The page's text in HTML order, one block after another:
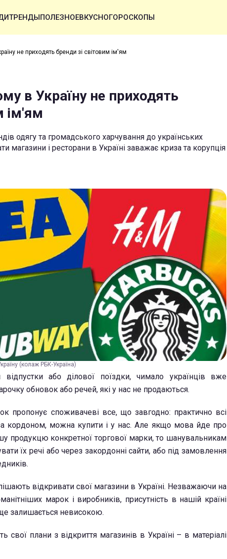
ТРЕНДЫПОЛЕЗНОЕВКУСНОГОРОСКОПЫ
не приходять бренди зі світовим ім'ям
в Україну не приходять
ім'ям
одягу та громадського харчування до українських
магазини і ресторани в Україні заважає криза та корупція
(колаж РБК-Україна)
або ділової поїздки, чимало українців вже
обновок або речей, які у нас не продаються.
пропонує споживачеві все, що завгодно: практично всі
кордоном, можна купити і у нас. Але якщо мова йде про
продукцю конкретної торгової марки, то шанувальникам
їх речі або через закордонні сайти, або під замовлення
відкривати свої магазини в Україні. Незважаючи на
марок і виробників, присутність в нашій країні
залишається невисокою.
свої плани з відкриття магазинів в Україні – в матеріалі